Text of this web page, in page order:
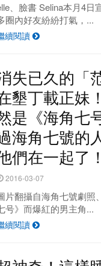
來是這！？
、臉書 Selina本月4日
圈內好友紛紛打氣，...
續閱讀
失已久的「
墾丁載正妹
是《海角七
海角七號的
們在一起了
2016-03-07
片翻攝自海角七號劇照
号》而爆紅的男主角...
續閱讀